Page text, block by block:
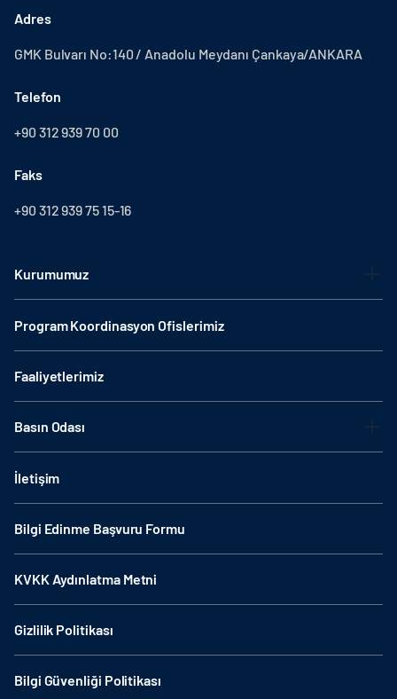
Adres
GMK Bulvarı No:140 / Anadolu Meydanı Çankaya/ANKARA
Telefon
+90 312 939 70 00
Faks
+90 312 939 75 15-16
Kurumumuz
Program Koordinasyon Ofislerimiz
Faaliyetlerimiz
Basın Odası
İletişim
Bilgi Edinme Başvuru Formu
KVKK Aydınlatma Metni
Gizlilik Politikası
Bilgi Güvenliği Politikası